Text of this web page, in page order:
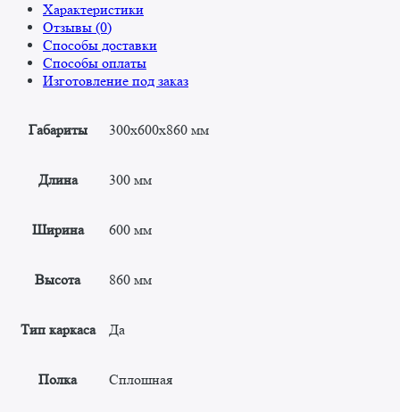
Характеристики
Отзывы (0)
Способы доставки
Способы оплаты
Изготовление под заказ
Габариты 300x600x860 мм
Длина 300 мм
Ширина 600 мм
Высота 860 мм
Тип каркаса Да
Полка Сплошная